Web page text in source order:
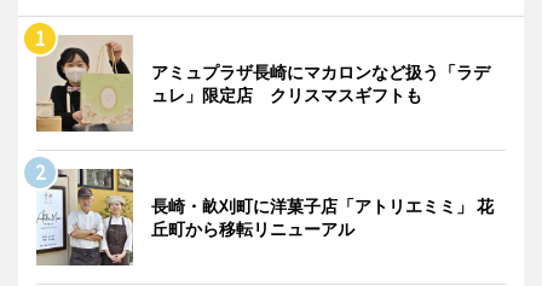
アミュプラザ長崎にマカロンなど扱う「ラデ
ュレ」限定店 クリスマスギフトも
長崎・畝刈町に洋菓子店「アトリエミミ」 花
丘町から移転リニューアル